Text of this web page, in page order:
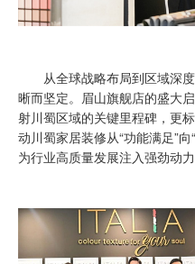
从全球战略布局到区域深度
晰而坚定。眉山旗舰店的盛大
射川蜀区域的关键里程碑，更
动川蜀家居装修从“功能满足”
为行业高质量发展注入强劲动力